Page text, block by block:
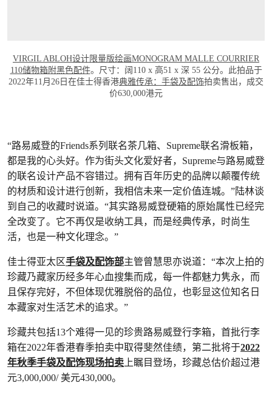
VIRGIL ABLOH设计限量版绘画MONOGRAM MALLE COURRIER
110储物箱附黑色配件。尺寸：阔110 x 高51 x 深 55 公分。此拍品于
2022年11月26日在佳士得香港典雅传承：手袋及配饰拍卖售出，成交
价630,000港元
“路易威登的Friends系列联名茶几箱、Supreme联名滑板箱，
都是我的心头好。作为街头文化爱好者，Supreme与路易威登
的联名设计产品不容错过。拥有百年历史的品牌以颠覆传统
的材质和设计进行创新，我相信未来一定价值连城。”陆林谈
到自己的收藏时说道。“其实路易威登硬箱的原始属性已经完
全改变了。它不再仅是收纳工具，而是经典传承，时尚生
活，也是一种文化理念。”
佳士得亚太区手袋及配饰部主管曾慧思亦说道：“本次上拍的
珍藏乃藏家历经多年心血搜集而成，每一件都魅力隽永，而
且保存完好，不但体现优雅脱俗的品位，也彰显这位知名日
本藏家对生活艺术的追求。”
珍藏共包括13个难得一见的珍贵路易威登行李箱，首批行李
箱在2022年香港春季拍卖中取得斐然佳绩，第二批将于2022
年秋季手袋及配饰现场拍卖 上瞩目登场，珍藏总估价超过港
元3,000,000/ 美元430,000。